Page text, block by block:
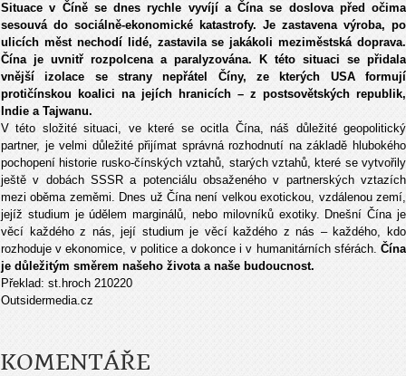
Situace v Číně se dnes rychle vyvíjí a Čína se doslova před očima
sesouvá do sociálně-ekonomické katastrofy. Je zastavena výroba, po
ulicích měst nechodí lidé, zastavila se jakákoli meziměstská doprava.
Čína je uvnitř rozpolcena a paralyzována. K této situaci se přidala
vnější izolace se strany nepřátel Číny, ze kterých USA formují
protičínskou koalici na jejích hranicích – z postsovětských republik,
Indie a Tajwanu.
V této složité situaci, ve které se ocitla Čína, náš důležité geopolitický
partner, je velmi důležité přijímat správná rozhodnutí na základě hlubokého
pochopení historie rusko-čínských vztahů, starých vztahů, které se vytvořily
ještě v dobách SSSR a potenciálu obsaženého v partnerských vztazích
mezi oběma zeměmi. Dnes už Čína není velkou exotickou, vzdálenou zemí,
jejíž studium je údělem marginálů, nebo milovníků exotiky. Dnešní Čína je
věcí každého z nás, její studium je věcí každého z nás – každého, kdo
rozhoduje v ekonomice, v politice a dokonce i v humanitárních sférách. Čína
je důležitým směrem našeho života a naše budoucnost.
Překlad: st.hroch 210220
Outsidermedia.cz
KOMENTÁŘE